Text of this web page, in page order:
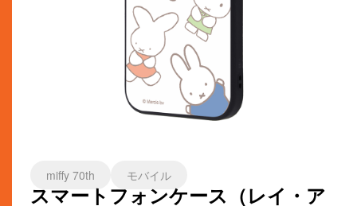
miffy 70th モバイル
スマートフォンケース（レイ・ア